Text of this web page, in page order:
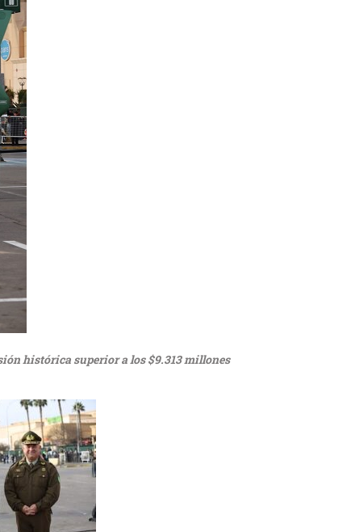
histórica superior a los $9.313 millones